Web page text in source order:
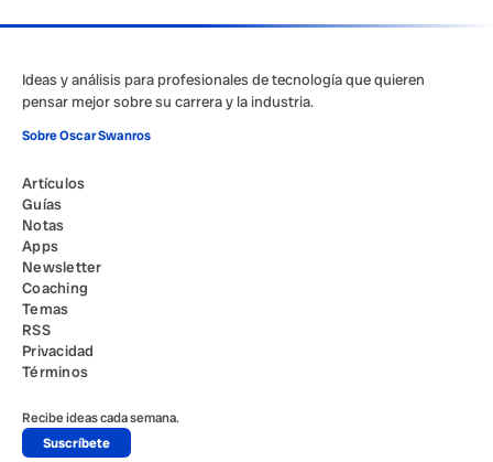
Ideas y análisis para profesionales de tecnología que quieren
pensar mejor sobre su carrera y la industria.
Sobre Oscar Swanros
Artículos
Guías
Notas
Apps
Newsletter
Coaching
Temas
RSS
Privacidad
Términos
Recibe ideas cada semana.
Suscríbete